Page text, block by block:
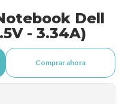
Dell
- 3.34A)
Comprar ahora